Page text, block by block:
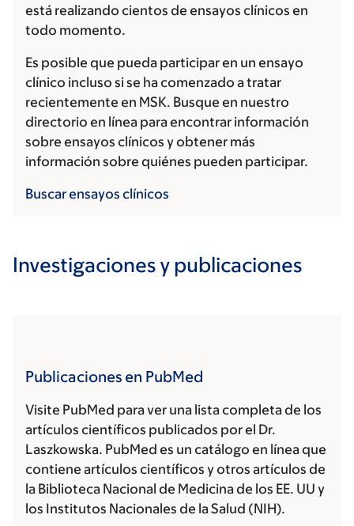
está realizando cientos de ensayos clínicos en
todo momento.
Es posible que pueda participar en un ensayo
clínico incluso si se ha comenzado a tratar
recientemente en MSK. Busque en nuestro
directorio en línea para encontrar información
sobre ensayos clínicos y obtener más
información sobre quiénes pueden participar.
Buscar ensayos clínicos
Investigaciones y publicaciones
Publicaciones en PubMed
Visite PubMed para ver una lista completa de los
artículos científicos publicados por el Dr.
Laszkowska. PubMed es un catálogo en línea que
contiene artículos científicos y otros artículos de
la Biblioteca Nacional de Medicina de los EE. UU y
los Institutos Nacionales de la Salud (NIH).